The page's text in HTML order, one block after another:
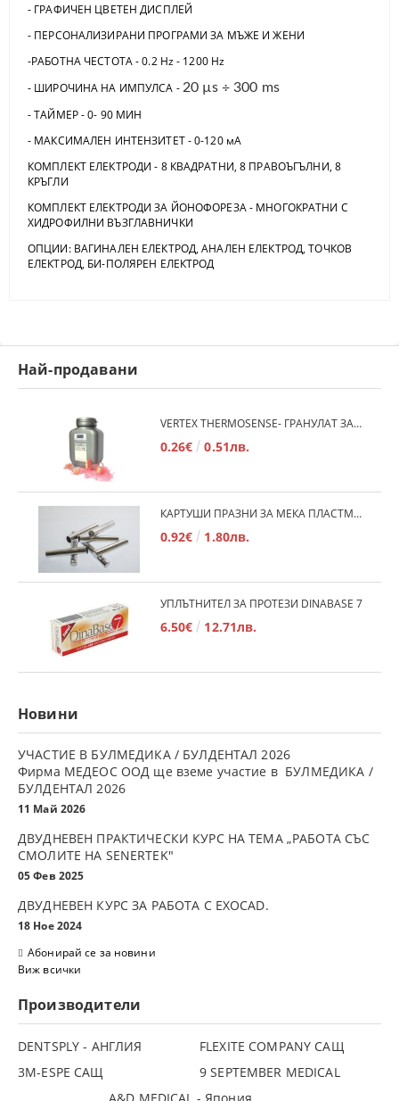
- ГРАФИЧЕН ЦВЕТЕН ДИСПЛЕЙ
- ПЕРСОНАЛИЗИРАНИ ПРОГРАМИ ЗА МЪЖЕ И ЖЕНИ
-РАБОТНА ЧЕСТОТА - 0.2 Hz - 1200 Hz
- ШИРОЧИНА НА ИМПУЛСА - 20 µs ÷ 300 ms
- ТАЙМЕР - 0- 90 МИН
- МАКСИМАЛЕН ИНТЕНЗИТЕТ - 0-120 мА
КОМПЛЕКТ ЕЛЕКТРОДИ - 8 КВАДРАТНИ, 8 ПРАВОЪГЪЛНИ, 8
КРЪГЛИ
КОМПЛЕКТ ЕЛЕКТРОДИ ЗА ЙОНОФОРЕЗА - МНОГОКРАТНИ С
ХИДРОФИЛНИ ВЪЗГЛАВНИЧКИ
ОПЦИИ: ВАГИНАЛЕН ЕЛЕКТРОД, АНАЛЕН ЕЛЕКТРОД, ТОЧКОВ
ЕЛЕКТРОД, БИ-ПОЛЯРЕН ЕЛЕКТРОД
Най-продавани
VERTEX THERMOSENSE- ГРАНУЛАТ ЗА МЕКИ ПРОТЕЗИ
0.26€ 0.51лв.
КАРТУШИ ПРАЗНИ ЗА МЕКА ПЛАСТМАСА
0.92€ 1.80лв.
УПЛЪТНИТЕЛ ЗА ПРОТЕЗИ DINABASE 7
6.50€ 12.71лв.
Новини
УЧАСТИЕ В БУЛМЕДИКА / БУЛДЕНТАЛ 2026
Фирма МЕДЕОС ООД ще вземе участие в БУЛМЕДИКА /
БУЛДЕНТАЛ 2026
11 Май 2026
ДВУДНЕВЕН ПРАКТИЧЕСКИ КУРС НА ТЕМА „РАБОТА СЪС
СМОЛИТЕ НА SENERTEK"
05 Фев 2025
ДВУДНЕВЕН КУРС ЗА РАБОТА С ЕXOCAD.
18 Ное 2024
Абонирай се за новини
Виж всички
Производители
DENTSPLY - АНГЛИЯ
FLEXITE COMPANY САЩ
3М-ESPE САЩ
9 SEPTEMBER MEDICAL
A&D MEDICAL - Япония